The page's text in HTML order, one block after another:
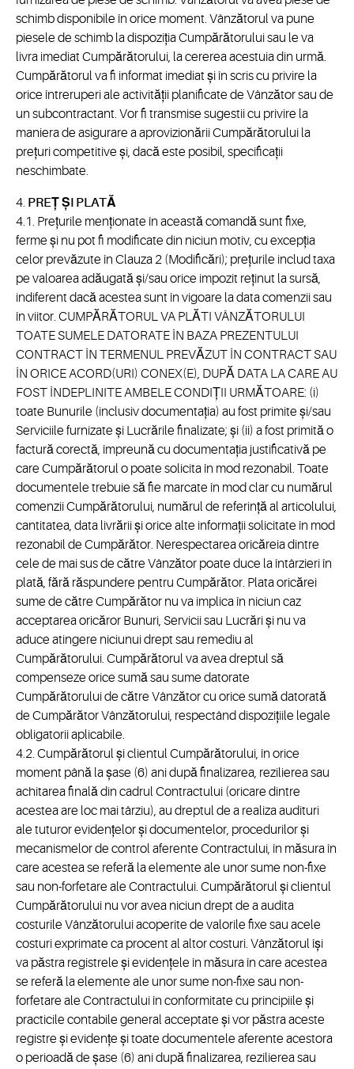
schimb disponibile în orice moment. Vânzătorul va pune
piesele de schimb la dispoziția Cumpărătorului sau le va
livra imediat Cumpărătorului, la cererea acestuia din urmă.
Cumpărătorul va fi informat imediat și în scris cu privire la
orice întreruperi ale activității planificate de Vânzător sau de
un subcontractant. Vor fi transmise sugestii cu privire la
maniera de asigurare a aprovizionării Cumpărătorului la
prețuri competitive și, dacă este posibil, specificații
neschimbate.
4. PREȚ ȘI PLATĂ
4.1. Prețurile menționate în această comandă sunt fixe,
ferme și nu pot fi modificate din niciun motiv, cu excepția
celor prevăzute în Clauza 2 (Modificări); prețurile includ taxa
pe valoarea adăugată și/sau orice impozit reținut la sursă,
indiferent dacă acestea sunt în vigoare la data comenzii sau
în viitor. CUMPĂRĂTORUL VA PLĂTI VÂNZĂTORULUI
TOATE SUMELE DATORATE ÎN BAZA PREZENTULUI
CONTRACT ÎN TERMENUL PREVĂZUT ÎN CONTRACT SAU
ÎN ORICE ACORD(URI) CONEX(E), DUPĂ DATA LA CARE AU
FOST ÎNDEPLINITE AMBELE CONDIȚII URMĂTOARE: (i)
toate Bunurile (inclusiv documentația) au fost primite și/sau
Serviciile furnizate și Lucrările finalizate; și (ii) a fost primită o
factură corectă, împreună cu documentația justificativă pe
care Cumpărătorul o poate solicita în mod rezonabil. Toate
documentele trebuie să fie marcate în mod clar cu numărul
comenzii Cumpărătorului, numărul de referință al articolului,
cantitatea, data livrării și orice alte informații solicitate în mod
rezonabil de Cumpărător. Nerespectarea oricăreia dintre
cele de mai sus de către Vânzător poate duce la întârzieri în
plată, fără răspundere pentru Cumpărător. Plata oricărei
sume de către Cumpărător nu va implica în niciun caz
acceptarea oricăror Bunuri, Servicii sau Lucrări și nu va
aduce atingere niciunui drept sau remediu al
Cumpărătorului. Cumpărătorul va avea dreptul să
compenseze orice sumă sau sume datorate
Cumpărătorului de către Vânzător cu orice sumă datorată
de Cumpărător Vânzătorului, respectând dispozițiile legale
obligatorii aplicabile.
4.2. Cumpărătorul și clientul Cumpărătorului, în orice
moment până la șase (6) ani după finalizarea, rezilierea sau
achitarea finală din cadrul Contractului (oricare dintre
acestea are loc mai târziu), au dreptul de a realiza audituri
ale tuturor evidențelor și documentelor, procedurilor și
mecanismelor de control aferente Contractului, în măsura în
care acestea se referă la elemente ale unor sume non-fixe
sau non-forfetare ale Contractului. Cumpărătorul și clientul
Cumpărătorului nu vor avea niciun drept de a audita
costurile Vânzătorului acoperite de valorile fixe sau acele
costuri exprimate ca procent al altor costuri. Vânzătorul își
va păstra registrele și evidențele în măsura în care acestea
se referă la elemente ale unor sume non-fixe sau non-
forfetare ale Contractului în conformitate cu principiile și
practicile contabile general acceptate și vor păstra aceste
registre și evidențe și toate documentele aferente acestora
o perioadă de șase (6) ani după finalizarea, rezilierea sau